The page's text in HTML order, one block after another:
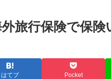
旅行保険で保
はてブ Pocket